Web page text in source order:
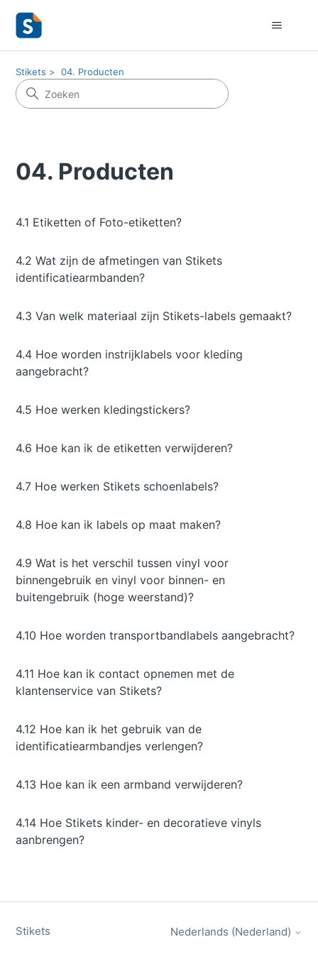
Stikets 04. Producten
04. Producten
4.1 Etiketten of Foto-etiketten?
4.2 Wat zijn de afmetingen van Stikets
identificatiearmbanden?
4.3 Van welk materiaal zijn Stikets-labels gemaakt?
4.4 Hoe worden instrijklabels voor kleding
aangebracht?
4.5 Hoe werken kledingstickers?
4.6 Hoe kan ik de etiketten verwijderen?
4.7 Hoe werken Stikets schoenlabels?
4.8 Hoe kan ik labels op maat maken?
4.9 Wat is het verschil tussen vinyl voor
binnengebruik en vinyl voor binnen- en
buitengebruik (hoge weerstand)?
4.10 Hoe worden transportbandlabels aangebracht?
4.11 Hoe kan ik contact opnemen met de
klantenservice van Stikets?
4.12 Hoe kan ik het gebruik van de
identificatiearmbandjes verlengen?
4.13 Hoe kan ik een armband verwijderen?
4.14 Hoe Stikets kinder- en decoratieve vinyls
aanbrengen?
Stikets Nederlands (Nederland)